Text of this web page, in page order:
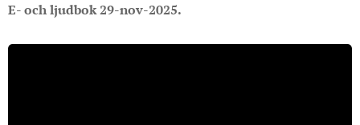
E- och ljudbok 29-nov-2025.